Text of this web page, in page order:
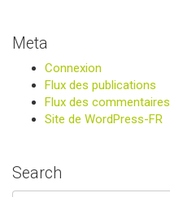
Meta
Connexion
Flux des publications
Flux des commentaires
Site de WordPress-FR
Search